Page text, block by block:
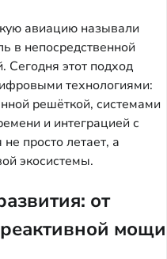
авиацию называли
в непосредственной
этот подход
технологиями:
решёткой, системами
и интеграцией с
просто летает, а
экосистемы.
от
мощи